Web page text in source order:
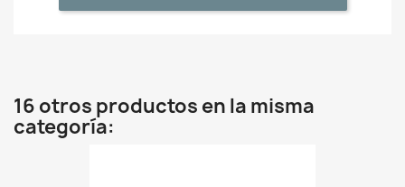
16 otros productos en la misma
categoría: